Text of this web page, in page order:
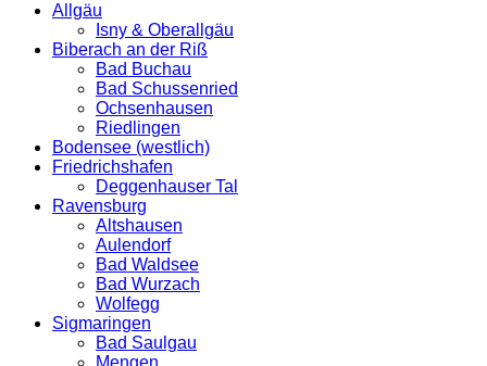
Allgäu
Isny & Oberallgäu
Biberach an der Riß
Bad Buchau
Bad Schussenried
Ochsenhausen
Riedlingen
Bodensee (westlich)
Friedrichshafen
Deggenhauser Tal
Ravensburg
Altshausen
Aulendorf
Bad Waldsee
Bad Wurzach
Wolfegg
Sigmaringen
Bad Saulgau
Mengen